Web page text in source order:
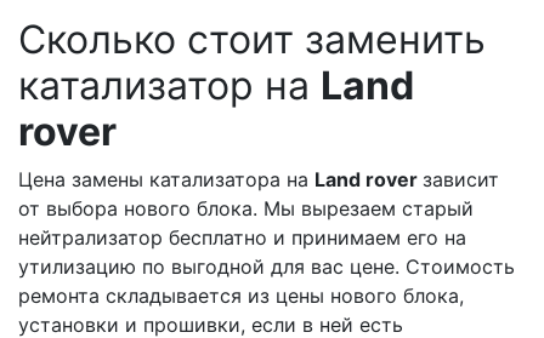
Сколько стоит заменить
катализатор на Land
rover
Цена замены катализатора на Land rover зависит
от выбора нового блока. Мы вырезаем старый
нейтрализатор бесплатно и принимаем его на
утилизацию по выгодной для вас цене. Стоимость
ремонта складывается из цены нового блока,
установки и прошивки, если в ней есть